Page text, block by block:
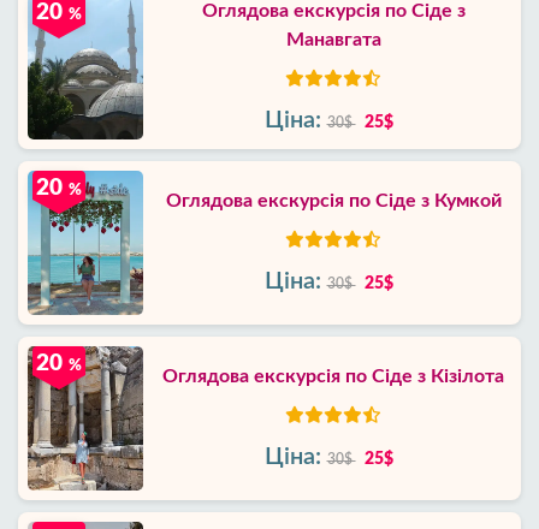
Оглядова екскурсія по Сіде з
Манавгата
20 %
Ціна: 30$ 25$
Оглядова екскурсія по Сіде з Кумкой
20 %
Ціна: 30$ 25$
Оглядова екскурсія по Сіде з Кізілота
20 %
Ціна: 30$ 25$